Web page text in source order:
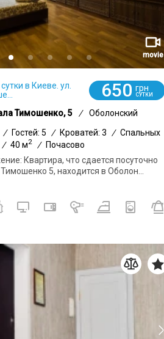
movie
в Киеве. ул.
650 грн
СУТКИ
Тимошенко, 5 /
Оболонский
/ Гостей: 5 / Кроватей: 3 / Спальных
/ 40 м2 /
Почасово
Квартира, что сдается посуточно
5, находится в Оболон...